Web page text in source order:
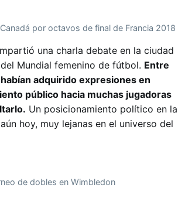
por octavos de final de Francia 2018
una charla debate en la ciudad
Mundial femenino de fútbol. Entre
adquirido expresiones en
público hacia muchas jugadoras
Un posicionamiento político en la
hoy, muy lejanas en el universo del
de dobles en Wimbledon